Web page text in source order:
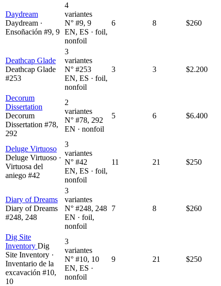
Daydream
Daydream ·
Ensoñación #9, 9
4
variantes
N° #9, 9
EN, ES · foil,
nonfoil
6 8 $260
Deathcap Glade
Deathcap Glade
#253
3
variantes
N° #253
EN, ES · foil,
nonfoil
3 3 $2.200
Decorum
Dissertation
Decorum
Dissertation #78,
292
2
variantes
N° #78, 292
EN · nonfoil
5 6 $6.400
Deluge Virtuoso
Deluge Virtuoso ·
Virtuosa del
aniego #42
3
variantes
N° #42
EN, ES · foil,
nonfoil
11 21 $250
Diary of Dreams
Diary of Dreams
#248, 248
3
variantes
N° #248, 248
EN · foil,
nonfoil
7 8 $260
Dig Site
Inventory Dig
Site Inventory ·
Inventario de la
excavación #10,
10
3
variantes
N° #10, 10
EN, ES ·
nonfoil
9 21 $250